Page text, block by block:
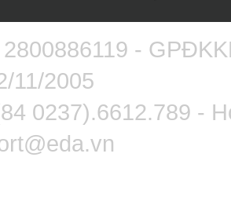
-
11/2005
0237).6612.789 -